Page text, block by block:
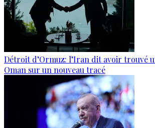
Détroit d’Ormuz: l’Iran dit avoir trouvé
Oman sur un nouveau tracé